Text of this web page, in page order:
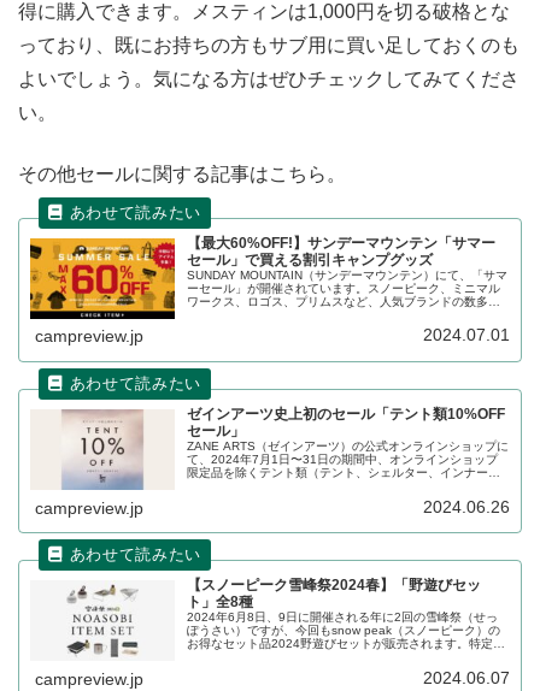
得に購入できます。メスティンは1,000円を切る破格とな
っており、既にお持ちの方もサブ用に買い足しておくのも
よいでしょう。気になる方はぜひチェックしてみてくださ
い。
その他セールに関する記事はこちら。
【最大60%OFF!】サンデーマウンテン「サマー
セール」で買える割引キャンプグッズ
SUNDAY MOUNTAIN（サンデーマウンテン）にて、「サマ
ーセール」が開催されています。スノーピーク、ミニマル
ワークス、ロゴス、プリムスなど、人気ブランドの数多く
campreview.jp 2024.07.01
ゼインアーツ史上初のセール「テント類10%OFF
セール」
ZANE ARTS（ゼインアーツ）の公式オンラインショップに
て、2024年7月1日〜31日の期間中、オンラインショップ
限定品を除くテント類（テント、シェルター、インナーテ
10%OFFになるセールが開催となりました。詳細をレビュ
campreview.jp 2024.06.26
【スノーピーク雪峰祭2024春】「野遊びセッ
ト」全8種
2024年6月8日、9日に開催される年に2回の雪峰祭（せっ
ぽうさい）ですが、今回もsnow peak（スノーピーク）の
お得なセット品2024野遊びセットが販売されます。特定ジ
campreview.jp 2024.06.07